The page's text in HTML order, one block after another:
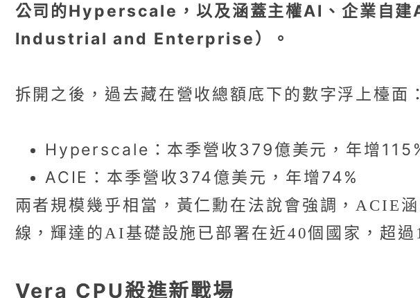
公司的Hyperscale，以及涵蓋主權AI、企業自
Industrial and Enterprise）。
拆開之後，過去藏在營收總額底下的數字浮上檯面：
Hyperscale：本季營收379億美元，年增
ACIE：本季營收374億美元，年增74%
兩者規模幾乎相當，黃仁勳在法說會強調，ACIE
線，輝達的AI基礎設施已部署在近40個國家，超
Vera CPU殺進新戰場